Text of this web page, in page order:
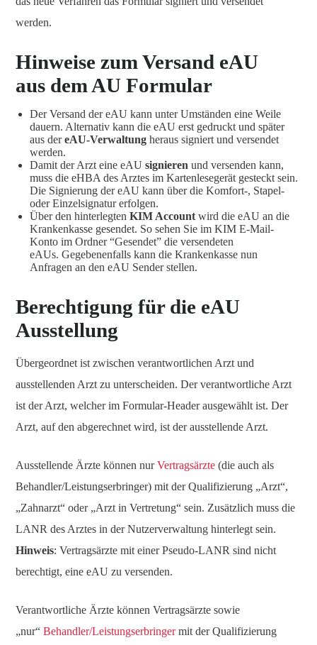
werden.
Hinweise zum Versand eAU
aus dem AU Formular
Der Versand der eAU kann unter Umständen eine Weile
dauern. Alternativ kann die eAU erst gedruckt und später
aus dereAU-Verwaltung heraus signiert und versendet
werden.
Damit der Arzt eine eAU signieren und versenden kann,
muss die eHBA des Arztes im Kartenlesegerät gesteckt sein.
Die Signierung der eAU kann über die Komfort-, Stapel-
oder Einzelsignatur erfolgen.
Über den hinterlegten KIM Account wird die eAU an die
Krankenkasse gesendet. So sehen Sie im KIM E-Mail-
Konto im Ordner “Gesendet” die versendeten
eAUs. Gegebenenfalls kann die Krankenkasse nun
Anfragen an den eAU Sender stellen.
Berechtigung für die eAU
Ausstellung
Übergeordnet ist zwischen verantwortlichen Arzt und
ausstellenden Arzt zu unterscheiden. Der verantwortliche Arzt
ist der Arzt, welcher im Formular-Header ausgewählt ist. Der
Arzt, auf den abgerechnet wird, ist der ausstellende Arzt.
Ausstellende Ärzte können nurVertragsärzte (die auch als
Behandler/Leistungserbringer) mit der Qualifizierung „Arzt“,
„Zahnarzt“ oder „Arzt in Vertretung“ sein. Zusätzlich muss die
LANR des Arztes in der Nutzerverwaltung hinterlegt sein.
Hinweis: Vertragsärzte mit einer Pseudo-LANR sind nicht
berechtigt, eine eAU zu versenden.
Verantwortliche Ärzte können Vertragsärzte sowie
„nur“ Behandler/Leistungserbringermit der Qualifizierung